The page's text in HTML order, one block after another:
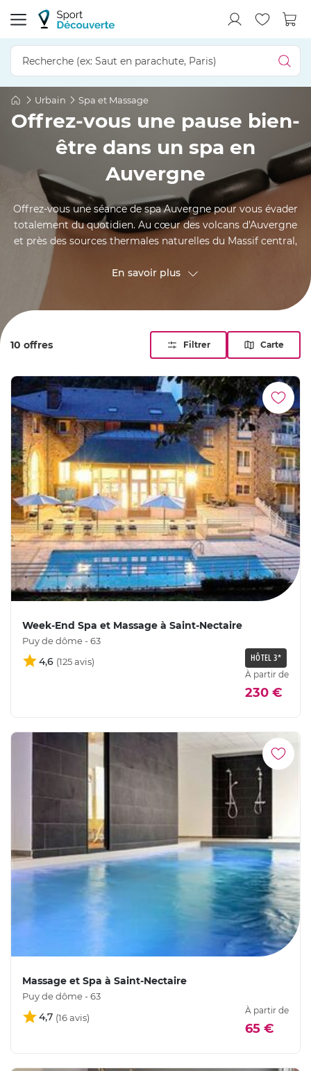
Urbain Spa et Massage
Offrez-vous une pause bien-
être dans un spa en
Auvergne
Offrez-vous une séance de spa Auvergne pour vous évader
totalement du quotidien. Au cœur des volcans d'Auvergne
et près des sources thermales naturelles du Massif central,
laissez-vous bercer par les vapeurs du hammam, la chaleur
du sauna ou les bulles apaisantes d'un jacuzzi. Un massage
relaxant dans un institut auvergnat achèvera votre
parenthèse bien-être. Entre Puy-de-Dôme et Cantal, corps
En savoir plus
10 offres Filtrer Carte
Week-End Spa et Massage à Saint-Nectaire
Puy de dôme - 63
4,6 HÔTEL 3*
À partir de
230 €
Massage et Spa à Saint-Nectaire
Puy de dôme - 63
4,7
À partir de
65 €